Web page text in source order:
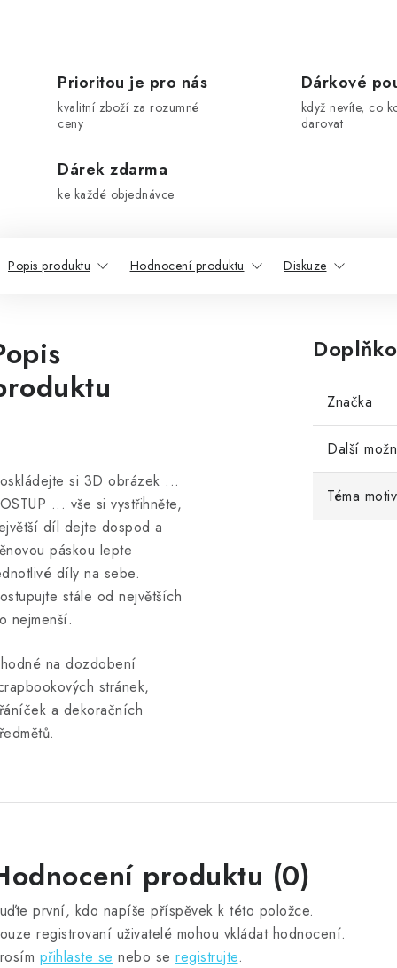
Prioritou je pro nás
kvalitní zboží za rozumné
ceny
Dárkové
když nevíte, co
darovat
Dárek zdarma
ke každé objednávce
Popis produktu Hodnocení produktu Diskuze
si 3D obrázek ...
... vše si vystřihněte,
díl dejte dospod a
páskou lepte
díly na sebe.
stále od největších
nejmenší.
na dozdobení
stránek,
a dekoračních
Značka
Další
Téma
produktu (0)
první, kdo napíše příspěvek k této položce.
registrovaní uživatelé mohou vkládat hodnocení.
přihlaste se nebo se registrujte.